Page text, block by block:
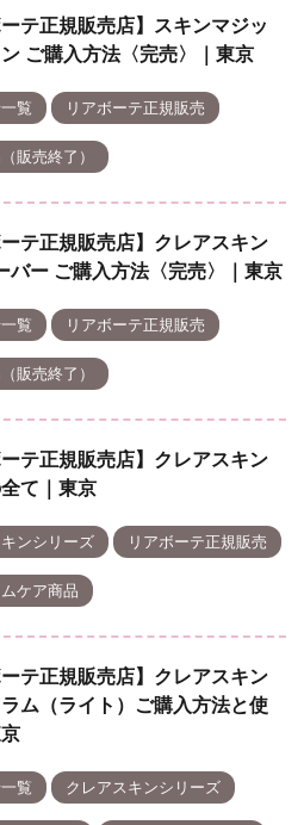
ーテ正規販売店】スキンマジッ
ご購入方法〈完売〉｜東京
覧 リアボーテ正規販売
販売終了）
ーテ正規販売店】クレアスキン
バー ご購入方法〈完売〉｜東京
覧 リアボーテ正規販売
販売終了）
ーテ正規販売店】クレアスキン
て｜東京
ンシリーズ リアボーテ正規販売
ケア商品
ーテ正規販売店】クレアスキン
ム（ライト）ご購入方法と使
覧 クレアスキンシリーズ